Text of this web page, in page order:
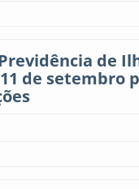
de
de setembro